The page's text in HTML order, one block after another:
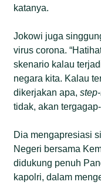
katanya.
Jokowi juga
virus corona.
skenario kalau
negara kita. Kalau
dikerjakan apa,
tidak, akan
Dia mengapresiasi
Negeri bersama
didukung penuh
kapolri, dalam